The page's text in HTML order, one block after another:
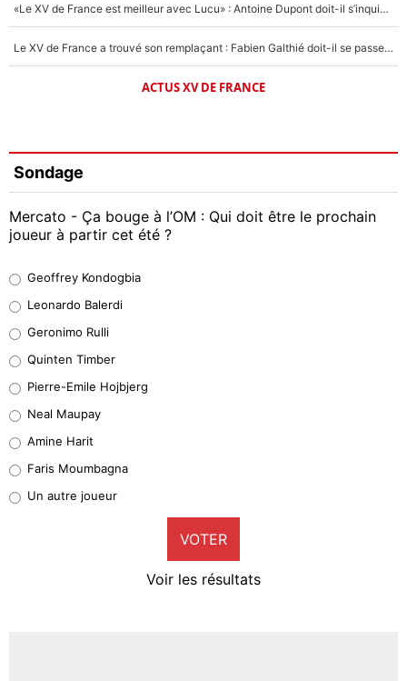
«Le XV de France est meilleur avec Lucu» : Antoine Dupont doit-il s’inquiéter pour sa place ?
Le XV de France a trouvé son remplaçant : Fabien Galthié doit-il se passer d'Antoine Dupont ?
ACTUS XV DE FRANCE
Sondage
Mercato - Ça bouge à l’OM : Qui doit être le prochain
joueur à partir cet été ?
38%
32%
5%
1%
9%
Geoffrey Kondogbia
Leonardo Balerdi
Geronimo Rulli
Quinten Timber
Pierre-Emile Hojbjerg
Neal Maupay
Amine Harit
Faris Moumbagna
Un autre joueur
VOTER
Voir les résultats